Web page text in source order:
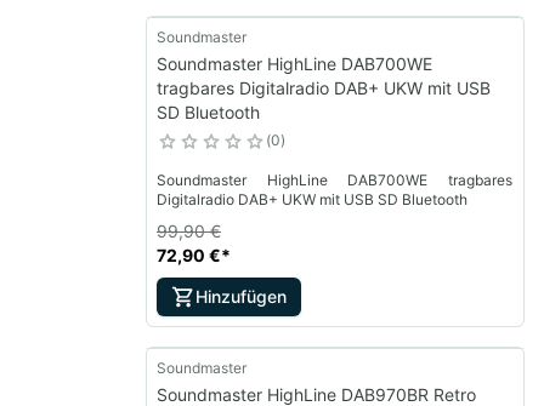
Soundmaster
Soundmaster HighLine DAB700WE
tragbares Digitalradio DAB+ UKW mit USB
SD Bluetooth
0
Soundmaster HighLine DAB700WE tragbares
Digitalradio DAB+ UKW mit USB SD Bluetooth
72,90 €*
99,90 €
Hinzufügen
Soundmaster
Soundmaster HighLine DAB970BR Retro